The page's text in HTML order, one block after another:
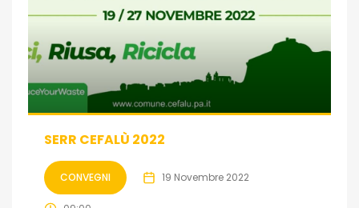
SERR CEFALÙ 2022
CONVEGNI 19 Novembre 2022